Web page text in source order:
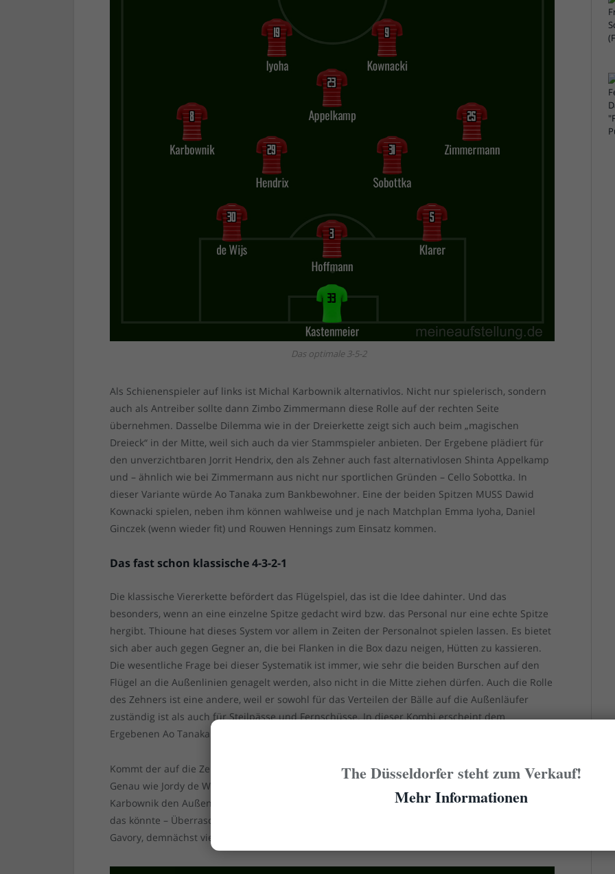
Das optimale 3-5-2
Als Schienenspieler auf links ist Michal Karbownik alternativlos. Nicht nur spielerisch, sondern
auch als Antreiber sollte dann Zimbo Zimmermann diese Rolle auf der rechten Seite
übernehmen. Dasselbe Dilemma wie in der Dreierkette zeigt sich auch beim „magischen
Dreieck“ in der Mitte, weil sich auch da vier Stammspieler anbieten. Der Ergebene plädiert für
den unverzichtbaren Jorrit Hendrix, den als Zehner auch fast alternativlosen Shinta Appelkamp
und – ähnlich wie bei Zimmermann aus nicht nur sportlichen Gründen – Cello Sobottka. In
dieser Variante würde Ao Tanaka zum Bankbewohner. Eine der beiden Spitzen MUSS Dawid
Kownacki spielen, neben ihm können wahlweise und je nach Matchplan Emma Iyoha, Daniel
Ginczek (wenn wieder fit) und Rouwen Hennings zum Einsatz kommen.
Das fast schon klassische 4-3-2-1
Die klassische Viererkette befördert das Flügelspiel, das ist die Idee dahinter. Und das
besonders, wenn an eine einzelne Spitze gedacht wird bzw. das Personal nur eine echte Spitze
hergibt. Thioune hat dieses System vor allem in Zeiten der Personalnot spielen lassen. Es bietet
sich aber auch gegen Gegner an, die bei Flanken in die Box dazu neigen, Hütten zu kassieren.
Die wesentliche Frage bei dieser Systematik ist immer, wie sehr die beiden Burschen auf den
Flügel an die Außenlinien genagelt werden, also nicht in die Mitte ziehen dürfen. Auch die Rolle
des Zehners ist eine andere, weil er sowohl für das Verteilen der Bälle auf die Außenläufer
zuständig ist als auch für Steilpässe und Fernschüsse. In dieser Kombi erscheint dem
Ergebenen Ao Tanaka unserem Shinta Appelkamp überlegen zu sein.
Kommt der auf die Zehn, ist die Doppelsechs aus Jorrit Hendrix und Cello Sobottka alternativlos.
Genau wie Jordy de Wijs und Andre Hoffmann als Innenverteidiger. Wenn nun aber Michal
Karbownik den Außenstürmer gibt, dann sollte hinter ihm ein solider Verteidiger stehen und
das könnte – Überraschung! – Tim Oberdorf sein. Angestammt wäre hier (wenn fit) Nicolas
Gavory, demnächst vielleicht auch Benjamin Böckle.
The Düsseldorfer steht zum Verkauf!
Mehr Informationen